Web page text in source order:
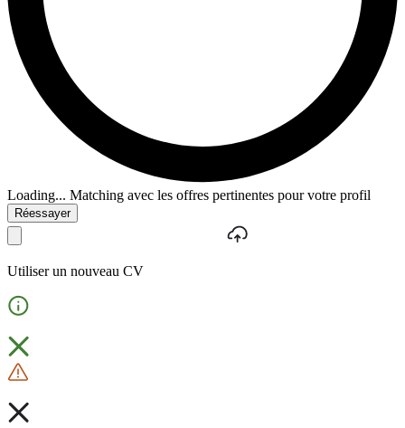
Loading... Matching avec les offres pertinentes pour votre profil
Réessayer
Utiliser un nouveau CV